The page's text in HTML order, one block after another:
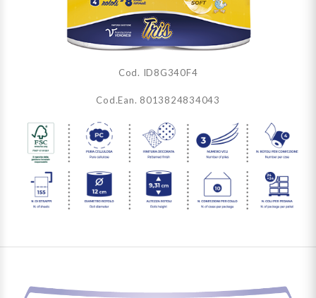
Cod. ID8G340F4
Cod.Ean. 8013824834043